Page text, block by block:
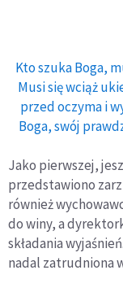
Kto szuka Boga,
Musi się wciąż
przed oczyma i
Boga, swój
Jako pierwszej,
przedstawiono
również
do winy, a
składania
nadal zatrudniona